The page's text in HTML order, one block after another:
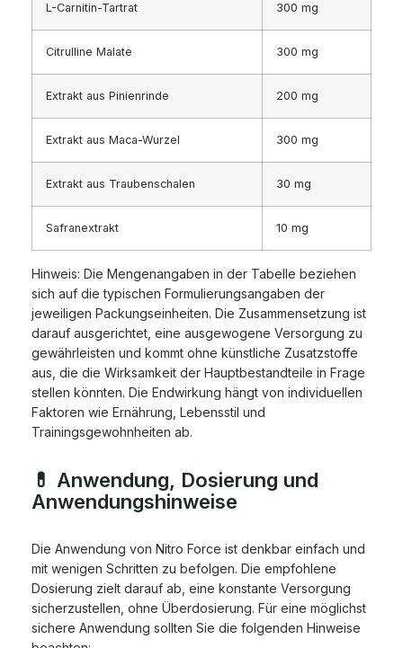
L-Carnitin-Tartrat 300 mg
Citrulline Malate 300 mg
Extrakt aus Pinienrinde 200 mg
Extrakt aus Maca-Wurzel 300 mg
Extrakt aus Traubenschalen 30 mg
Safranextrakt 10 mg
Hinweis: Die Mengenangaben in der Tabelle beziehen
sich auf die typischen Formulierungsangaben der
jeweiligen Packungseinheiten. Die Zusammensetzung ist
darauf ausgerichtet, eine ausgewogene Versorgung zu
gewährleisten und kommt ohne künstliche Zusatzstoffe
aus, die die Wirksamkeit der Hauptbestandteile in Frage
stellen könnten. Die Endwirkung hängt von individuellen
Faktoren wie Ernährung, Lebensstil und
Trainingsgewohnheiten ab.
💊 Anwendung, Dosierung und
Anwendungshinweise
Die Anwendung von Nitro Force ist denkbar einfach und
mit wenigen Schritten zu befolgen. Die empfohlene
Dosierung zielt darauf ab, eine konstante Versorgung
sicherzustellen, ohne Überdosierung. Für eine möglichst
sichere Anwendung sollten Sie die folgenden Hinweise